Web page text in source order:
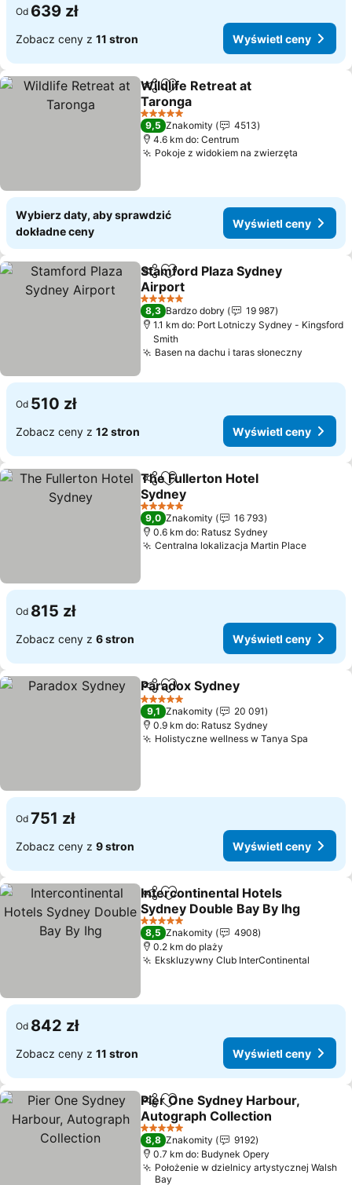
Od 639 zł
Zobacz ceny z 11 stron Wyświetl ceny
Udostępnij
Dodaj do ulubionych
Wildlife Retreat at
Taronga
5 Kategoria
9,5 Znakomity
4513
4.6 km do: Centrum
Pokoje z widokiem na zwierzęta
Wybierz daty, aby sprawdzić
dokładne ceny
Wyświetl ceny
UdostępnijDodaj do ulubionych
Stamford Plaza Sydney
Airport
5 Kategoria
8,3 Bardzo dobry
19 987
1.1 km do: Port Lotniczy Sydney - Kingsford
Smith
Basen na dachu i taras słoneczny
Od 510 zł
Zobacz ceny z 12 stron Wyświetl ceny
Udostępnij
Dodaj do ulubionych
The Fullerton Hotel
Sydney
5 Kategoria
9,0 Znakomity
16 793
0.6 km do: Ratusz Sydney
Centralna lokalizacja Martin Place
Od 815 zł
Zobacz ceny z 6 stron Wyświetl ceny
Udostępnij
Dodaj do ulubionych
Paradox Sydney
5 Kategoria
9,1 Znakomity
20 091
0.9 km do: Ratusz Sydney
Holistyczne wellness w Tanya Spa
Od 751 zł
Zobacz ceny z 9 stron Wyświetl ceny
Udostępnij
Dodaj do ulubionych
Intercontinental Hotels
Sydney Double Bay By Ihg
5 Kategoria
8,5 Znakomity
4908
0.2 km do plaży
Ekskluzywny Club InterContinental
Od 842 zł
Zobacz ceny z 11 stron Wyświetl ceny
Udostępnij
Dodaj do ulubionych
Pier One Sydney Harbour,
Autograph Collection
5 Kategoria
8,8 Znakomity
9192
0.7 km do: Budynek Opery
Położenie w dzielnicy artystycznej Walsh
Bay